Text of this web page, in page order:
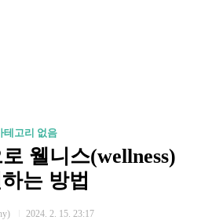
테고리 없음
웰니스(wellness)
는 방법
2024. 2. 15. 23:17